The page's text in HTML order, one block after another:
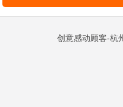
创意感动顾客-杭